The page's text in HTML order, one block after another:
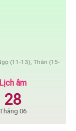
(11-13), Thân (15-
Lịch âm
28
Tháng 06